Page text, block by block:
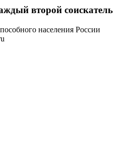
второй соискатель
населения России